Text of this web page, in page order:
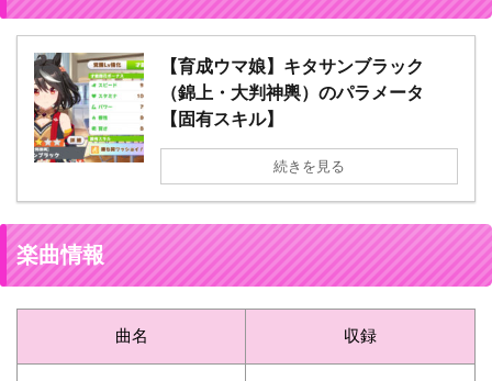
【育成ウマ娘】キタサンブラック
（錦上・大判神輿）のパラメータ
【固有スキル】
続きを見る
楽曲情報
曲名 収録